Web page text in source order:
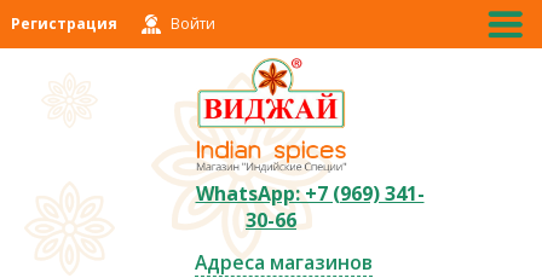
Регистрация Войти
WhatsApp: +7 (969) 341-
30-66
Адреса магазинов